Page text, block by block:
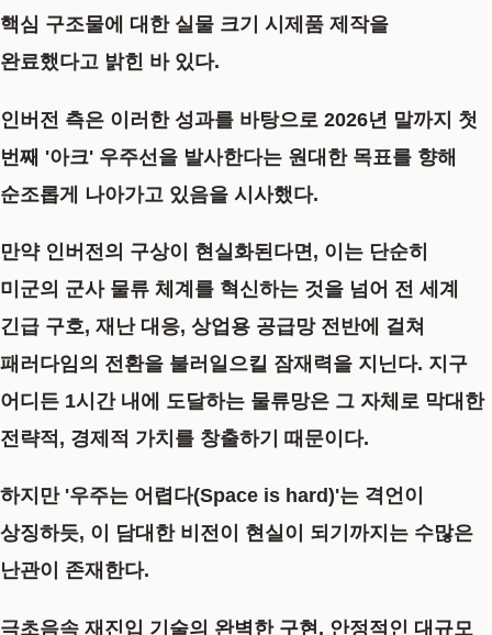
핵심 구조물에 대한 실물 크기 시제품 제작을
완료했다고 밝힌 바 있다.
인버전 측은 이러한 성과를 바탕으로 2026년 말까지 첫
번째 '아크' 우주선을 발사한다는 원대한 목표를 향해
순조롭게 나아가고 있음을 시사했다.
만약 인버전의 구상이 현실화된다면, 이는 단순히
미군의 군사 물류 체계를 혁신하는 것을 넘어 전 세계
긴급 구호, 재난 대응, 상업용 공급망 전반에 걸쳐
패러다임의 전환을 불러일으킬 잠재력을 지닌다. 지구
어디든 1시간 내에 도달하는 물류망은 그 자체로 막대한
전략적, 경제적 가치를 창출하기 때문이다.
하지만 '우주는 어렵다(Space is hard)'는 격언이
상징하듯, 이 담대한 비전이 현실이 되기까지는 수많은
난관이 존재한다.
극초음속 재진입 기술의 완벽한 구현, 안정적인 대규모